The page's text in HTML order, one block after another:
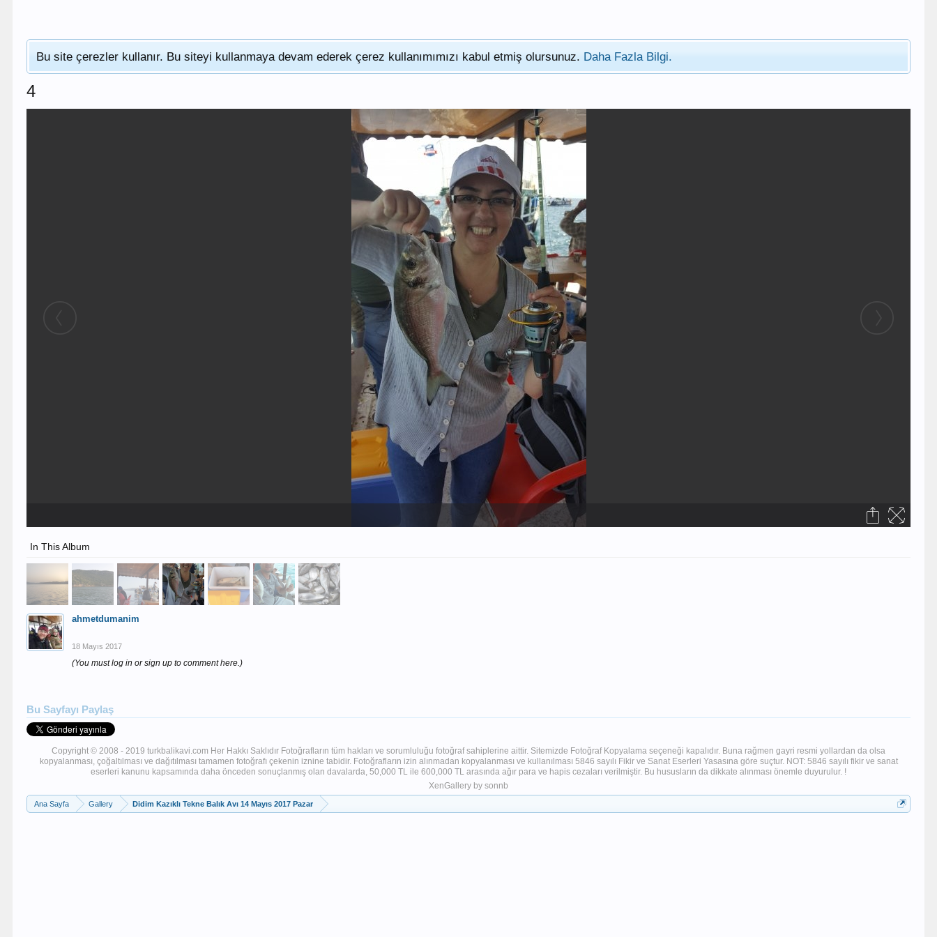
Bu site çerezler kullanır. Bu siteyi kullanmaya devam ederek çerez kullanımımızı kabul etmiş olursunuz. Daha Fazla Bilgi.
4
In This Album
ahmetdumanim
18 Mayıs 2017
(You must log in or sign up to comment here.)
Bu Sayfayı Paylaş
Copyright © 2008 - 2019 turkbalikavi.com Her Hakkı Saklıdır Fotoğrafların tüm hakları ve sorumluluğu fotoğraf sahiplerine aittir. Sitemizde Fotoğraf Kopyalama seçeneği kapalıdır. Buna rağmen gayri resmi yollardan da olsa
kopyalanması, çoğaltılması ve dağıtılması tamamen fotoğrafı çekenin iznine tabidir. Fotoğrafların izin alınmadan kopyalanması ve kullanılması 5846 sayılı Fikir ve Sanat Eserleri Yasasına göre suçtur. NOT: 5846 sayılı fikir ve sanat
eserleri kanunu kapsamında daha önceden sonuçlanmış olan davalarda, 50,000 TL ile 600,000 TL arasında ağır para ve hapis cezaları verilmiştir. Bu hususların da dikkate alınması önemle duyurulur. !
XenGallery by sonnb
Ana Sayfa Gallery Didim Kazıklı Tekne Balık Avı 14 Mayıs 2017 Pazar